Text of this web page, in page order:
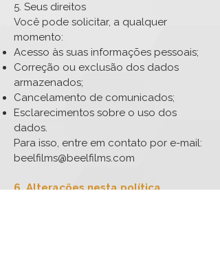
5. Seus direitos
Você pode solicitar, a qualquer
momento:
Acesso às suas informações pessoais;
Correção ou exclusão dos dados
armazenados;
Cancelamento de comunicados;
Esclarecimentos sobre o uso dos
dados.
Para isso, entre em contato por e-mail:
beelfilms@beelfilms.com
6. Alterações nesta política